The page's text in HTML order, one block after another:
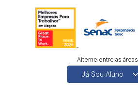
Alterne entre as áreas